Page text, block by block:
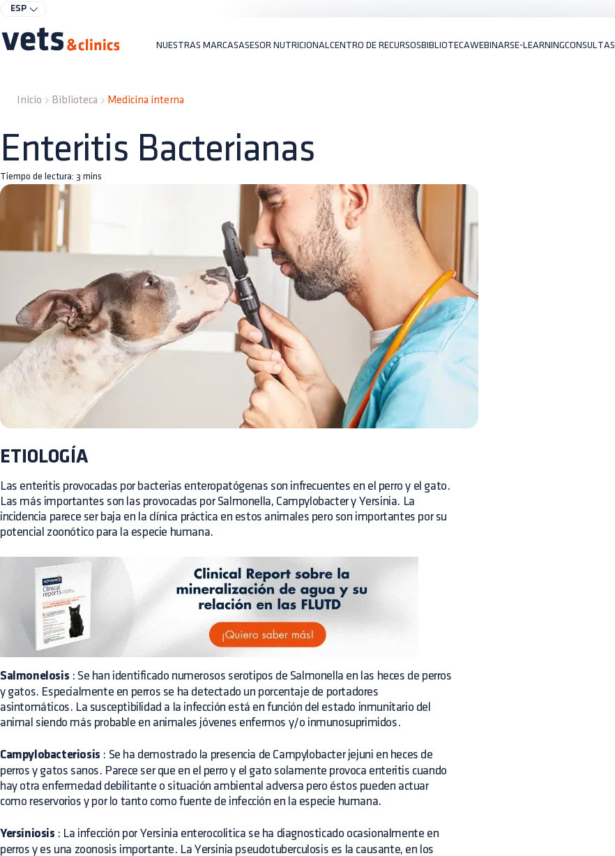
ESP
NUESTRAS MARCASASESOR NUTRICIONAL CENTRO DE RECURSOSBIBLIOTECAWEBINARSE-LEARNINGCONSULTAS
Inicio Biblioteca Medicina interna
Enteritis Bacterianas
Tiempo de lectura: 3 mins
ETIOLOGÍA
Las enteritis provocadas por bacterias enteropatógenas son infrecuentes en el perro y el gato.
Las más importantes son las provocadas por Salmonella, Campylobacter y Yersinia. La
incidencia parece ser baja en la clínica práctica en estos animales pero son importantes por su
potencial zoonótico para la especie humana.
Salmonelosis : Se han identificado numerosos serotipos de Salmonella en las heces de perros
y gatos. Especialmente en perros se ha detectado un porcentaje de portadores
asintomáticos. La susceptibilidad a la infección está en función del estado inmunitario del
animal siendo más probable en animales jóvenes enfermos y/o inmunosuprimidos.
Campylobacteriosis : Se ha demostrado la presencia de Campylobacter jejuni en heces de
perros y gatos sanos. Parece ser que en el perro y el gato solamente provoca enteritis cuando
hay otra enfermedad debilitante o situación ambiental adversa pero éstos pueden actuar
como reservorios y por lo tanto como fuente de infección en la especie humana.
Yersiniosis : La infección por Yersinia enterocolitica se ha diagnosticado ocasionalmente en
perros y es una zoonosis importante. La Yersinia pseudotuberculosis es la causante, en los